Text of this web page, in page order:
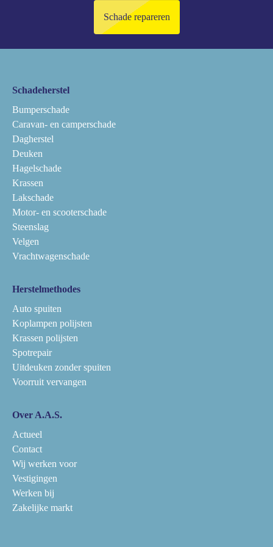
Schade repareren
Schadeherstel
Bumperschade
Caravan- en camperschade
Dagherstel
Deuken
Hagelschade
Krassen
Lakschade
Motor- en scooterschade
Steenslag
Velgen
Vrachtwagenschade
Herstelmethodes
Auto spuiten
Koplampen polijsten
Krassen polijsten
Spotrepair
Uitdeuken zonder spuiten
Voorruit vervangen
Over A.A.S.
Actueel
Contact
Wij werken voor
Vestigingen
Werken bij
Zakelijke markt